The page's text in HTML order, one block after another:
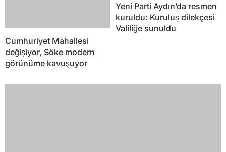
Cumhuriyet Mahallesi
değişiyor, Söke modern
görünüme kavuşuyor
Yeni Parti Aydın’da resmen
kuruldu: Kuruluş dilekçesi
Valiliğe sunuldu